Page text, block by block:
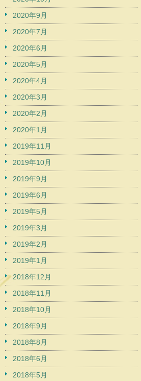
2020年9月
2020年7月
2020年6月
2020年5月
2020年4月
2020年3月
2020年2月
2020年1月
2019年11月
2019年10月
2019年9月
2019年6月
2019年5月
2019年3月
2019年2月
2019年1月
2018年12月
2018年11月
2018年10月
2018年9月
2018年8月
2018年6月
2018年5月